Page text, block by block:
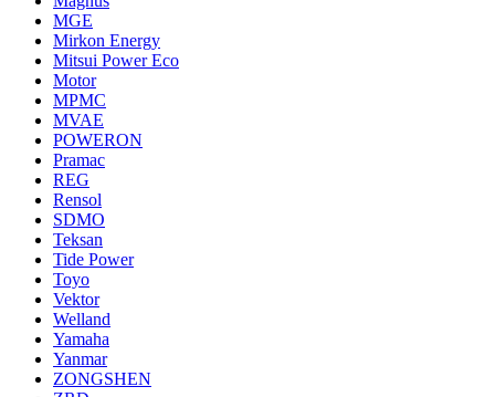
MGE
Mirkon Energy
Mitsui Power Eco
Motor
MPMC
MVAE
POWERON
Pramac
REG
Rensol
SDMO
Teksan
Tide Power
Toyo
Vektor
Welland
Yamaha
Yanmar
ZONGSHEN